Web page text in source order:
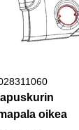
oikea